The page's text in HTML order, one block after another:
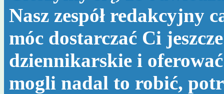
Nasz zespół redakcyjny
móc dostarczać Ci
dziennikarskie i oferować
mogli nadal to robić,